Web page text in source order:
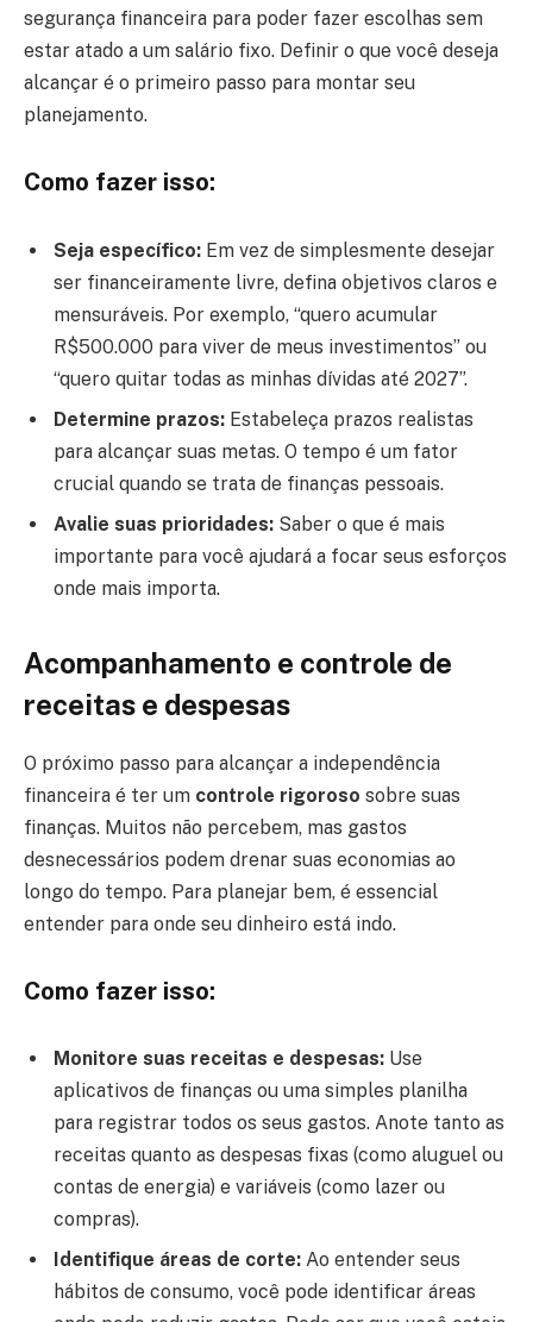
segurança financeira para poder fazer escolhas sem
estar atado a um salário fixo. Definir o que você deseja
alcançar é o primeiro passo para montar seu
planejamento.
Como fazer isso:
Seja específico: Em vez de simplesmente desejar
ser financeiramente livre, defina objetivos claros e
mensuráveis. Por exemplo, “quero acumular
R$500.000 para viver de meus investimentos” ou
“quero quitar todas as minhas dívidas até 2027”.
Determine prazos: Estabeleça prazos realistas
para alcançar suas metas. O tempo é um fator
crucial quando se trata de finanças pessoais.
Avalie suas prioridades: Saber o que é mais
importante para você ajudará a focar seus esforços
onde mais importa.
Acompanhamento e controle de
receitas e despesas
O próximo passo para alcançar a independência
financeira é ter um controle rigoroso sobre suas
finanças. Muitos não percebem, mas gastos
desnecessários podem drenar suas economias ao
longo do tempo. Para planejar bem, é essencial
entender para onde seu dinheiro está indo.
Como fazer isso:
Monitore suas receitas e despesas: Use
aplicativos de finanças ou uma simples planilha
para registrar todos os seus gastos. Anote tanto as
receitas quanto as despesas fixas (como aluguel ou
contas de energia) e variáveis (como lazer ou
compras).
Identifique áreas de corte: Ao entender seus
hábitos de consumo, você pode identificar áreas